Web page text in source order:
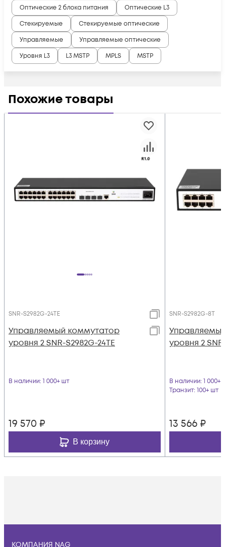
Оптические 2 блока питания
Оптические L3
Стекируемые
Стекируемые оптические
Управляемые
Управляемые оптические
Уровня L3
L3 MSTP MPLS MSTP
Похожие товары
SNR-S2982G-24TE
Управляемый коммутатор
уровня 2 SNR-S2982G-24TE
В наличии: 1 000+ шт
19 570 ₽
В корзину
SNR-S2982G-8T
уровня 2
В наличии: 1 000+
Транзит: 100+ шт
13 566 ₽
КОМПАНИЯ NAG